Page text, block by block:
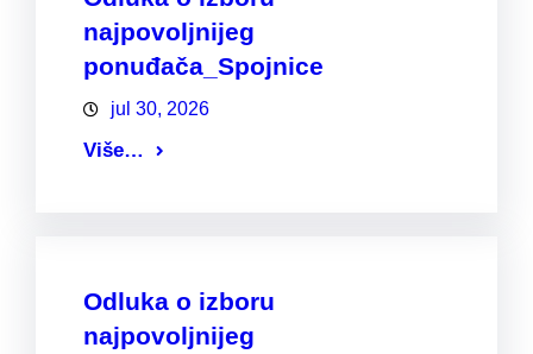
najpovoljnijeg
ponuđača_Spojnice
jul 30, 2026
Više…
Odluka o izboru
najpovoljnijeg